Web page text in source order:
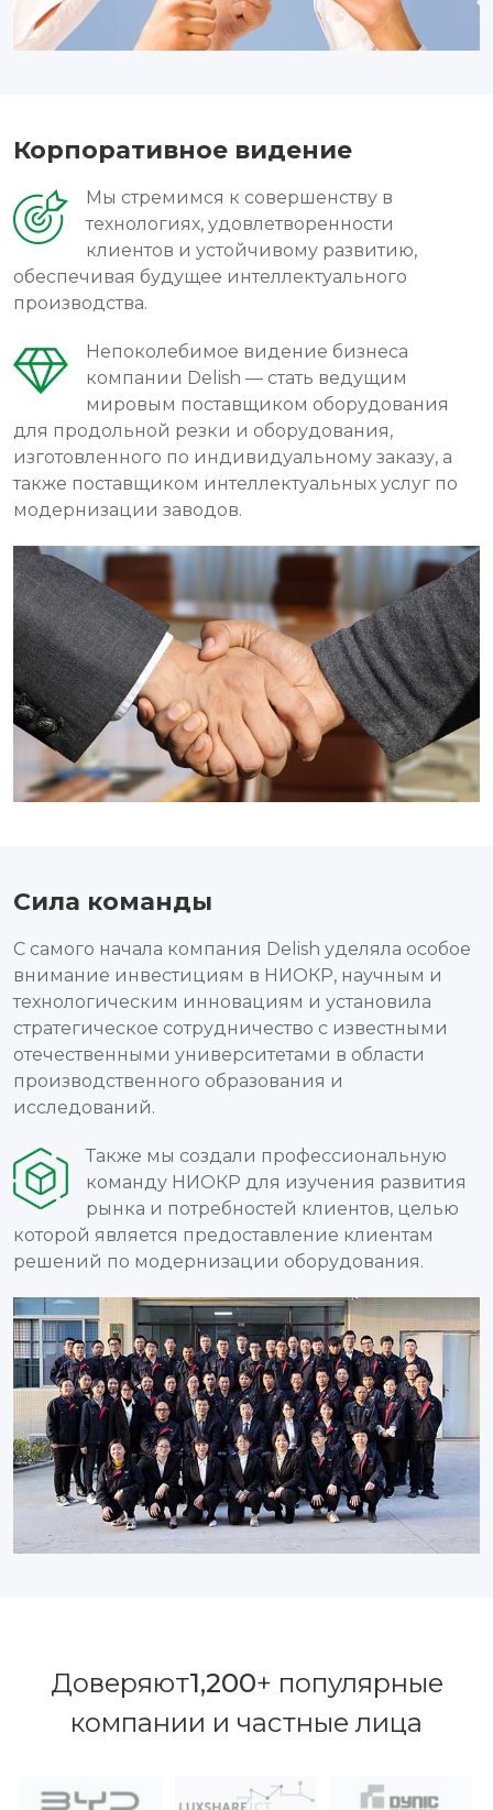
Корпоративное видение
Мы стремимся к совершенству в
технологиях, удовлетворенности
клиентов и устойчивому развитию,
обеспечивая будущее интеллектуального
производства.
Непоколебимое видение бизнеса
компании Delish — стать ведущим
мировым поставщиком оборудования
для продольной резки и оборудования,
изготовленного по индивидуальному заказу, а
также поставщиком интеллектуальных услуг по
модернизации заводов.
Сила команды
С самого начала компания Delish уделяла особое
внимание инвестициям в НИОКР, научным и
технологическим инновациям и установила
стратегическое сотрудничество с известными
отечественными университетами в области
производственного образования и
исследований.
Также мы создали профессиональную
команду НИОКР для изучения развития
рынка и потребностей клиентов, целью
которой является предоставление клиентам
решений по модернизации оборудования.
Доверяют1,200+ популярные
компании и частные лица